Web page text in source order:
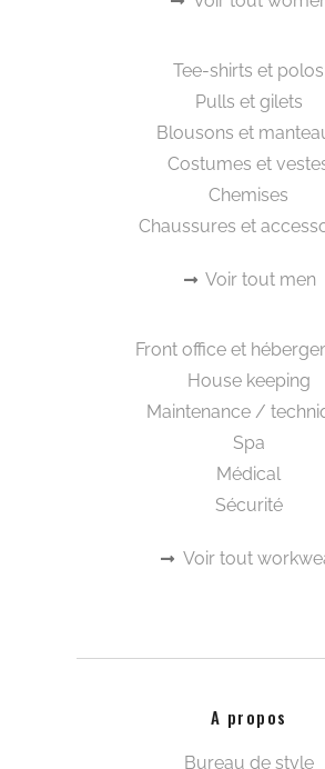
Tee-shirts et polos
Pulls et gilets
Blousons et
Costumes et
Chemises
Chaussures et
Voir tout men
Front office et
House keeping
Maintenance /
Spa
Médical
Sécurité
Voir tout
A propos
Bureau de style